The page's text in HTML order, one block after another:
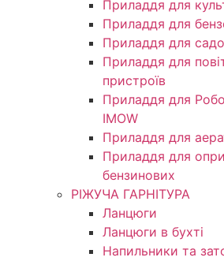
Приладдя для
Приладдя для
Приладдя для
Приладдя для
пристроїв
Приладдя для
IMOW
Приладдя для
Приладдя для
бензинових
РІЖУЧА ГАРНІТУРА
Ланцюги
Ланцюги в бухті
Напильники та